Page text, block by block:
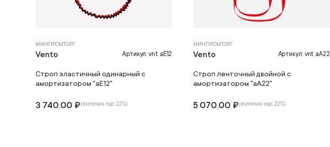
МИНПРОМТОРГ
Vento Артикул: vnt aE12
Строп эластичный одинарный с
амортизатором "аЕ12"
3 740.00 ₽(включая ндс 22%)
МИНПРОМТОРГ
Vento Артикул: vnt aA22
Строп ленточный двойной с
амортизатором "аА22"
5 070.00 ₽(включая ндс 22%)